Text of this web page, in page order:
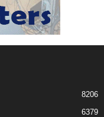
8206
6379